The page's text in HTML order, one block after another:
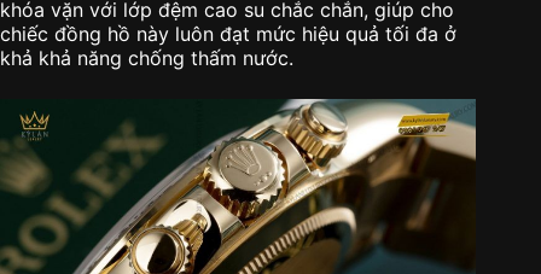
khóa vặn với lớp đệm cao su chắc chắn, giúp cho
chiếc đồng hồ này luôn đạt mức hiệu quả tối đa ở
khả khả năng chống thấm nước.